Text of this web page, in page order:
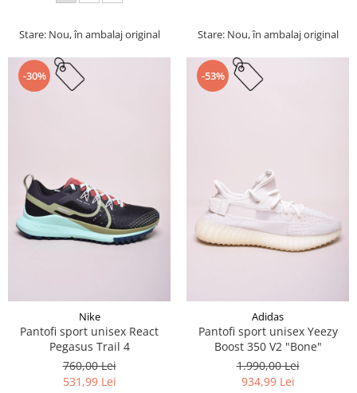
Stare: Nou, în ambalaj original Stare: Nou, în ambalaj original
-30%
Nike
Pantofi sport unisex React
Pegasus Trail 4
760,00 Lei
531,99 Lei
-53%
Adidas
Pantofi sport unisex Yeezy
Boost 350 V2 "Bone"
1.990,00 Lei
934,99 Lei